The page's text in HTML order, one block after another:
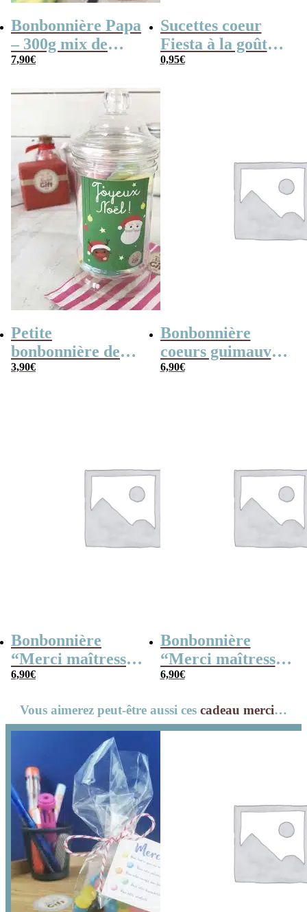
Bonbonnière Papa
– 300g mix de
bonbons anciens –
pères Papa”
7,90€
Sucettes coeur
Fiesta à la goût
cerise x 3
0,95€
Petite
bonbonnière de
Noël – 20 Bonbons
3,90€
Bonbonnière
coeurs guimauve
x15 “Merci pour
6,90€
Bonbonnière
“Merci maîtresse”
– 15 cœurs
Collection arc-en-
ciel
6,90€
Bonbonnière
“Merci maîtresse”
– 15 cœurs
Collection florale
6,90€
Vous aimerez peut-être aussi ces cadeau merci…